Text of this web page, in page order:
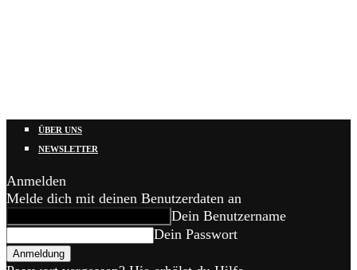
ÜBER UNS
NEWSLETTER
Anmelden
Melde dich mit deinen Benutzerdaten an
Dein Benutzername
Dein Passwort